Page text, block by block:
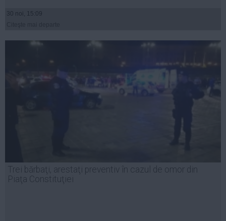
30 noi, 15:09
Trei bărbaţi, arestaţi preventiv în cazul de omor din
Piaţa Constituţiei